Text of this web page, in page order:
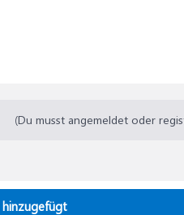
(Du musst angemeldet oder
hinzugefügt